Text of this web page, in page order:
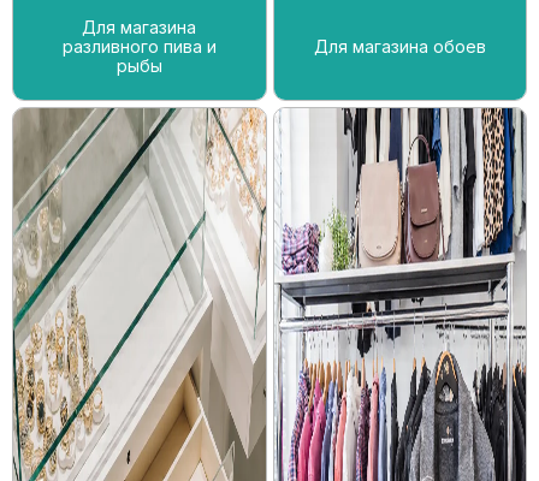
Для магазина
разливного пива и
рыбы
Для магазина обоев